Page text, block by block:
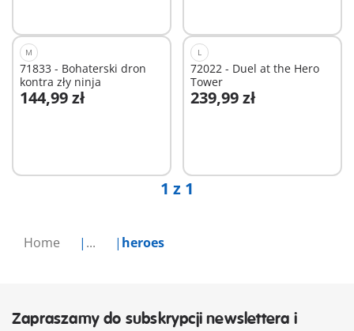
Home ... heroes
M
71833 - Bohaterski dron
kontra zły ninja
144,99 zł
Dodaj do koszyka
L
72022 - Duel at the Hero
Tower
239,99 zł
Dodaj do koszyka
1 z 1
Zapraszamy do subskrypcji newslettera i